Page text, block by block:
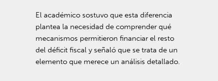
El académico sostuvo que esta diferencia
plantea la necesidad de comprender qué
mecanismos permitieron financiar el resto
del déficit fiscal y señaló que se trata de un
elemento que merece un análisis detallado.